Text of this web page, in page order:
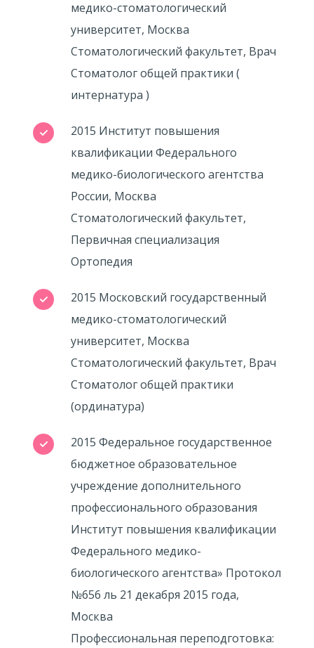
медико-стоматологический
университет, Москва
Стоматологический факультет, Врач
Стоматолог общей практики (
интернатура )
2015 Институт повышения
квалификации Федерального
медико-биологического агентства
России, Москва
Стоматологический факультет,
Первичная специализация
Ортопедия
2015 Московский государственный
медико-стоматологический
университет, Москва
Стоматологический факультет, Врач
Стоматолог общей практики
(ординатура)
2015 Федеральное государственное
бюджетное образовательное
учреждение дополнительного
профессионального образования
Институт повышения квалификации
Федерального медико-
биологического агентства» Протокол
№656 ль 21 декабря 2015 года,
Москва
Профессиональная переподготовка: